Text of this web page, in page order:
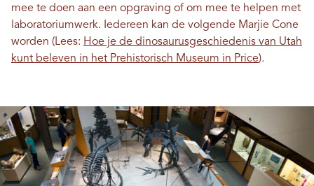
mee te doen aan een opgraving of om mee te helpen met
laboratoriumwerk. Iedereen kan de volgende Marjie Cone
worden (Lees: Hoe je de dinosaurusgeschiedenis van Utah
kunt beleven in het Prehistorisch Museum in Price).